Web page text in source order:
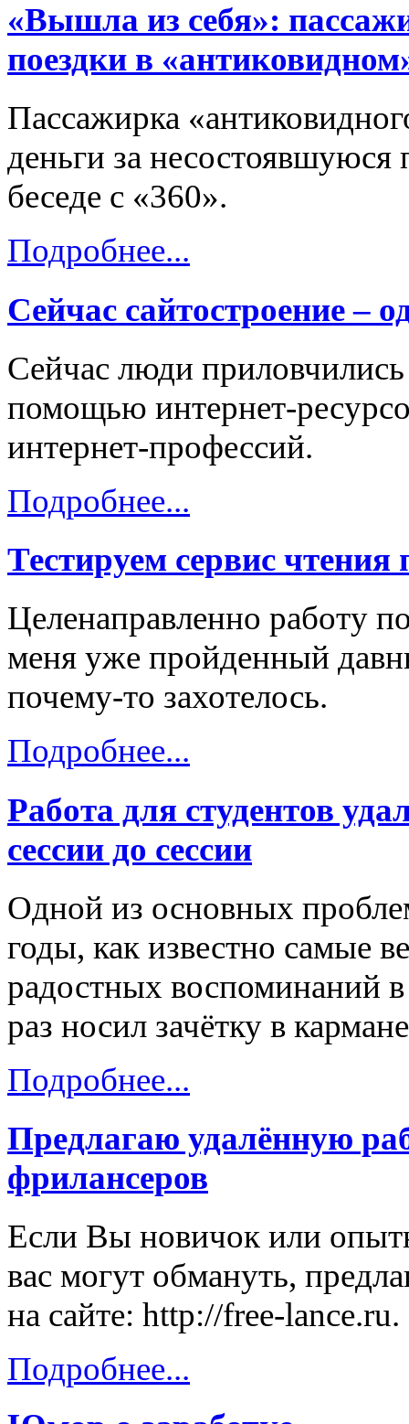
«Вышла из себя»:
поездки в
Пассажирка
деньги за несостоявшуюся
беседе с «360».
Подробнее...
Сейчас сайтостроение –
Сейчас люди приловчились
помощью интернет-
интернет-профессий.
Подробнее...
Тестируем сервис
Целенаправленно работу
меня уже пройденный
почему-то захотелось.
Подробнее...
Работа для студентов
сессии до сессии
Одной из основных
годы, как известно самые
радостных воспоминаний
раз носил зачётку в
Подробнее...
Предлагаю удалённую
фрилансеров
Если Вы новичок или
вас могут обмануть,
на сайте: http://free-lance.ru.
Подробнее...